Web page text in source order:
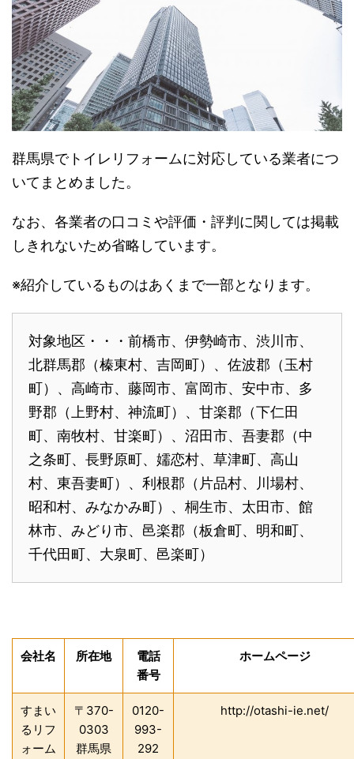
群馬県でトイレリフォームに対応している業者につ
いてまとめました。
なお、各業者の口コミや評価・評判に関しては掲載
しきれないため省略しています。
※紹介しているものはあくまで一部となります。
対象地区・・・前橋市、伊勢崎市、渋川市、
北群馬郡（榛東村、吉岡町）、佐波郡（玉村
町）、高崎市、藤岡市、富岡市、安中市、多
野郡（上野村、神流町）、甘楽郡（下仁田
町、南牧村、甘楽町）、沼田市、吾妻郡（中
之条町、長野原町、嬬恋村、草津町、高山
村、東吾妻町）、利根郡（片品村、川場村、
昭和村、みなかみ町）、桐生市、太田市、館
林市、みどり市、邑楽郡（板倉町、明和町、
千代田町、大泉町、邑楽町）
会社名 所在地
電話
番号
ホームページ
すまい
るリフ
ォーム
〒370-
0303
群馬県
0120-
993-
292
http://otashi-ie.net/